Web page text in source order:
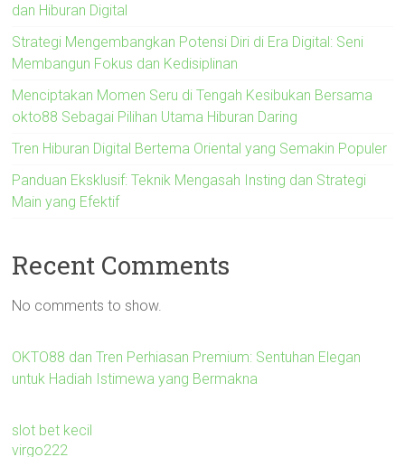
dan Hiburan Digital
Strategi Mengembangkan Potensi Diri di Era Digital: Seni
Membangun Fokus dan Kedisiplinan
Menciptakan Momen Seru di Tengah Kesibukan Bersama
okto88 Sebagai Pilihan Utama Hiburan Daring
Tren Hiburan Digital Bertema Oriental yang Semakin Populer
Panduan Eksklusif: Teknik Mengasah Insting dan Strategi
Main yang Efektif
Recent Comments
No comments to show.
OKTO88 dan Tren Perhiasan Premium: Sentuhan Elegan
untuk Hadiah Istimewa yang Bermakna
slot bet kecil
virgo222